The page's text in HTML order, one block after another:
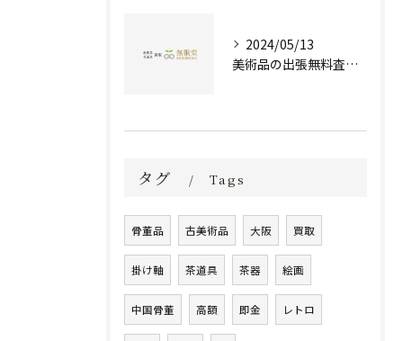
2024/05/13
美術品の出張無料査定 | 一万点以上の実績で信頼の骨董品買取専門店
タグ Tags
骨董品 古美術品 大阪 買取
掛け軸 茶道具 茶器 絵画
中国骨董 高額 即金 レトロ